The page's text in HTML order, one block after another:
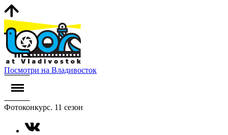
Посмотри на Владивосток
Фотоконкурс. 11 сезон